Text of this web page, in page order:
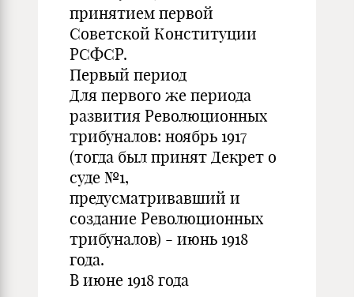
принятием первой
Советской Конституции
РСФСР.
Первый период
Для первого же периода
развития Революционных
трибуналов: ноябрь 1917
(тогда был принят Декрет о
суде №1,
предусматривавший и
создание Революционных
трибуналов) - июнь 1918
года.
В июне 1918 года